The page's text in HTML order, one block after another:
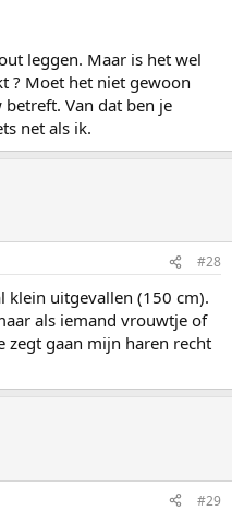
leggen. Maar is het wel
? Moet het niet gewoon
Van dat ben je
net als ik.
#28
klein uitgevallen (150 cm).
als iemand vrouwtje of
zegt gaan mijn haren recht
#29